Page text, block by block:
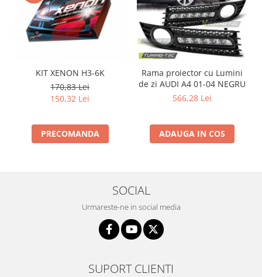
KIT XENON H3-6K
170,83 Lei
150,32 Lei
PRECOMANDA
Rama proiector cu Lumini
de zi AUDI A4 01-04 NEGRU
566,28 Lei
ADAUGA IN COS
SOCIAL
Urmareste-ne in social media
SUPORT CLIENTI